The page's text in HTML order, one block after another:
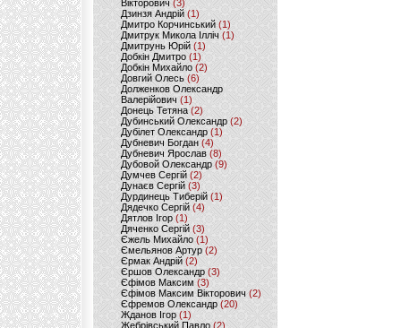
Вікторович (3)
Дзинзя Андрій (1)
Дмитро Корчинський (1)
Дмитрук Микола Ілліч (1)
Дмитрунь Юрій (1)
Добкін Дмитро(1)
Добкін Михайло (2)
Довгий Олесь (6)
Долженков Олександр
Валерійович (1)
Донець Тетяна (2)
Дубинський Олександр(2)
Дубілет Олександр (1)
Дубневич Богдан (4)
Дубневич Ярослав (8)
Дубовой Олександр(9)
Думчев Сергій (2)
Дунаєв Сергій(3)
Дурдинець Тиберій (1)
Дядечко Сергій (4)
Дятлов Ігор (1)
Дяченко Сергій (3)
Єжель Михайло (1)
Ємельянов Артур (2)
Єрмак Андрій (2)
Єршов Олександр (3)
Єфімов Максим (3)
Єфімов Максим Вікторович (2)
Єфремов Олександр (20)
Жданов Ігор (1)
Жебрівський Павло (2)